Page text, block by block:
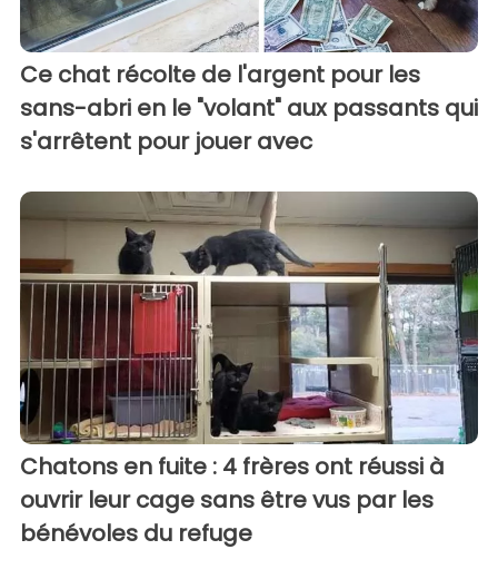
Ce chat récolte de l'argent pour les
sans-abri en le "volant" aux passants qui
s'arrêtent pour jouer avec
Chatons en fuite : 4 frères ont réussi à
ouvrir leur cage sans être vus par les
bénévoles du refuge